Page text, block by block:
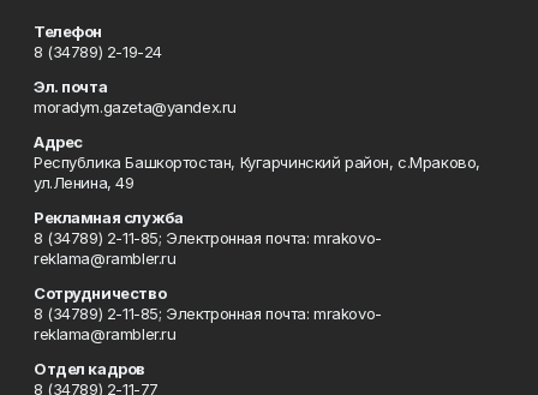
Телефон
8 (34789) 2-19-24
Эл. почта
moradym.gazeta@yandex.ru
Адрес
Республика Башкортостан, Кугарчинский район, с.Мраково,
ул.Ленина, 49
Рекламная служба
8 (34789) 2-11-85; Электронная почта: mrakovo-
reklama@rambler.ru
Сотрудничество
8 (34789) 2-11-85; Электронная почта: mrakovo-
reklama@rambler.ru
Отдел кадров
8 (34789) 2-11-77